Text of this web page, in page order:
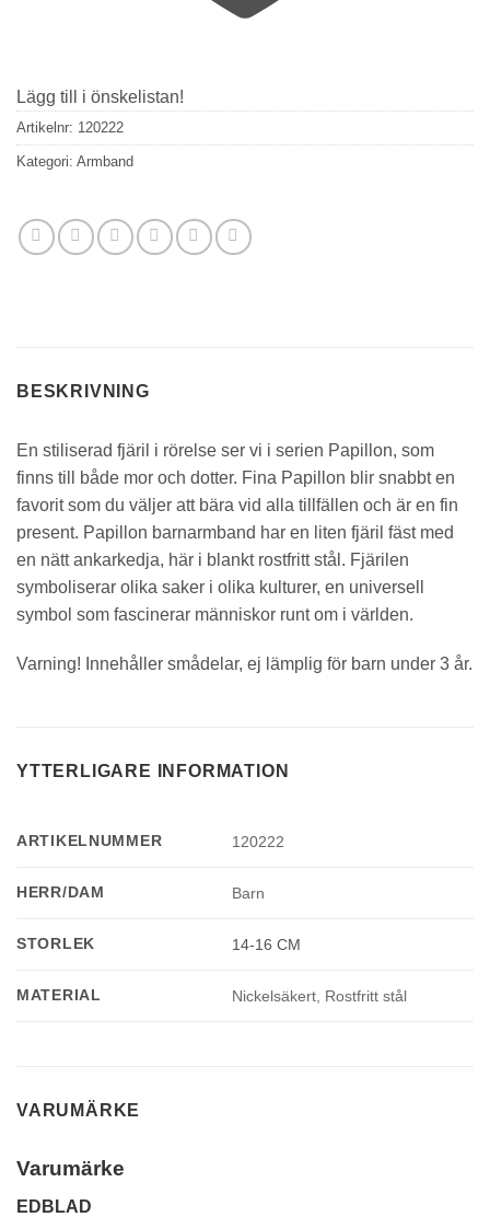
Lägg till i önskelistan!
Artikelnr: 120222
Kategori: Armband
BESKRIVNING
En stiliserad fjäril i rörelse ser vi i serien Papillon, som
finns till både mor och dotter. Fina Papillon blir snabbt en
favorit som du väljer att bära vid alla tillfällen och är en fin
present. Papillon barnarmband har en liten fjäril fäst med
en nätt ankarkedja, här i blankt rostfritt stål. Fjärilen
symboliserar olika saker i olika kulturer, en universell
symbol som fascinerar människor runt om i världen.
Varning! Innehåller smådelar, ej lämplig för barn under 3 år.
YTTERLIGARE INFORMATION
ARTIKELNUMMER 120222
HERR/DAM Barn
STORLEK 14-16 CM
MATERIAL Nickelsäkert, Rostfritt stål
VARUMÄRKE
Varumärke
EDBLAD